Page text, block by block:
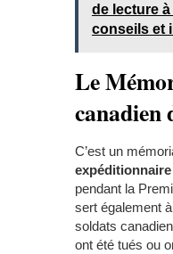
de lecture
conseils et
Le
canadien
C’est un
pendant la
sert également
soldats
ont été tués ou